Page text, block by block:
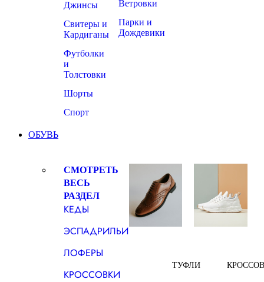
Джинсы
Свитеры и
Кардиганы
Футболки
и
Толстовки
Шорты
Спорт
Ветровки
Парки и
Дождевики
ОБУВЬ
СМОТРЕТЬ
ВЕСЬ
РАЗДЕЛ
КЕДЫ
ЭСПАДРИЛЬИ
ЛОФЕРЫ
КРОССОВКИ
ТУФЛИ